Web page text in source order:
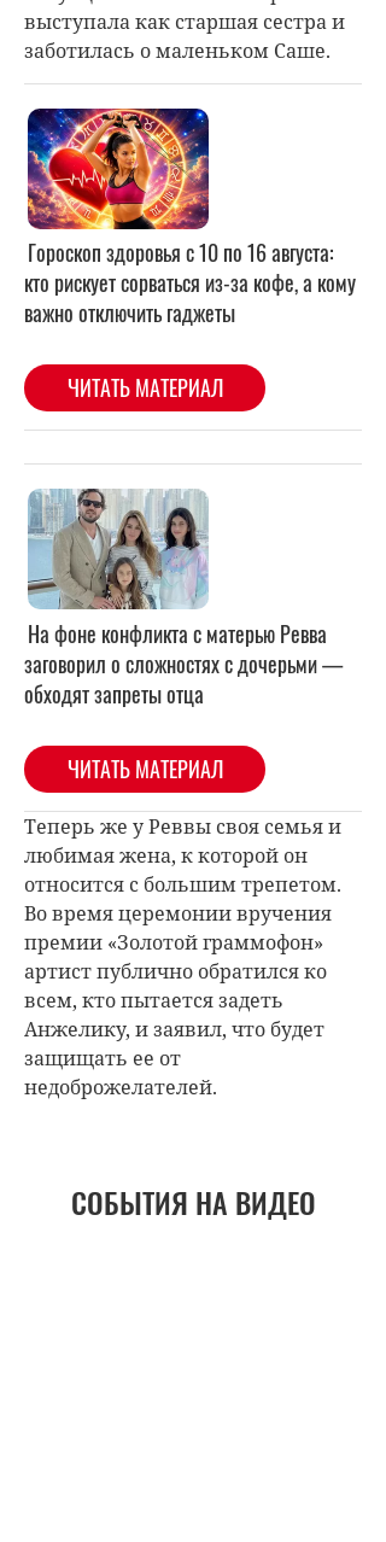
выступала как старшая сестра и
заботилась о маленьком Саше.
На фоне конфликта с матерью Ревва
заговорил о сложностях с дочерьми —
обходят запреты отца
ЧИТАТЬ МАТЕРИАЛ
Теперь же у Реввы своя семья и
любимая жена, к которой он
относится с большим трепетом.
Во время церемонии вручения
премии «Золотой граммофон»
артист публично обратился ко
всем, кто пытается задеть
Анжелику, и заявил, что будет
защищать ее от
недоброжелателей.
СОБЫТИЯ НА ВИДЕО